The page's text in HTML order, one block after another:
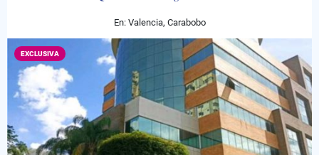
En: Valencia, Carabobo
EXCLUSIVA